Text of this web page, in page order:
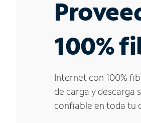
100%
Internet con 100%
de carga y descarga
confiable en toda tu